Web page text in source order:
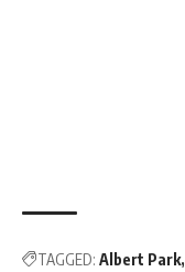
TAGGED: Albert Park